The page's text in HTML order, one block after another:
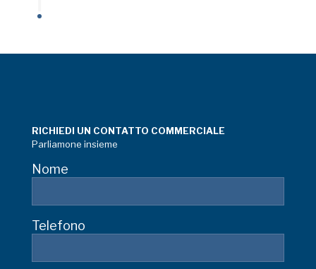
RICHIEDI UN CONTATTO COMMERCIALE
Parliamone insieme
Nome
Telefono